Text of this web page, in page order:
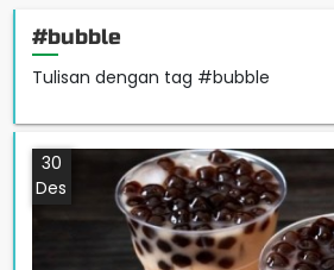
#bubble
Tulisan dengan tag #bubble
30
Des